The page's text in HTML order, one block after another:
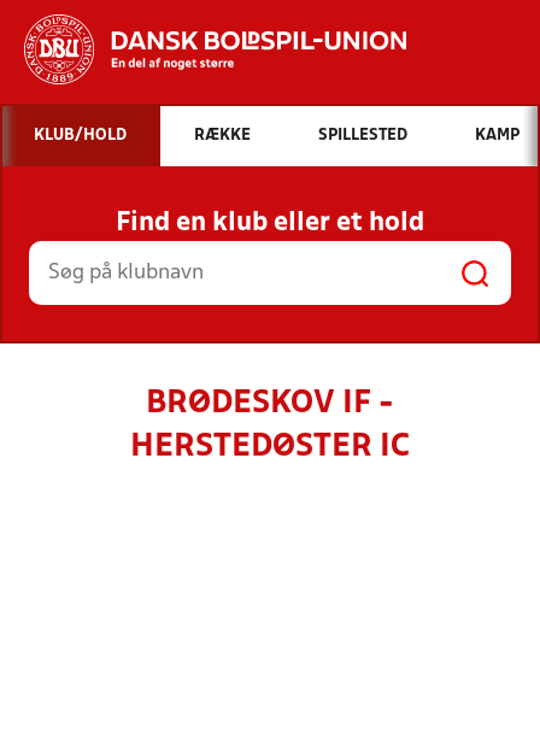
Hvad vil du søge efter?
INDHOLD OG NYHEDER
STILLINGER, RESULTATER, KLUBBER OG
HOLD
KLUB/HOLD RÆKKE SPILLESTED KAMP
Find en klub eller et hold
BRØDESKOV IF -
HERSTEDØSTER IC